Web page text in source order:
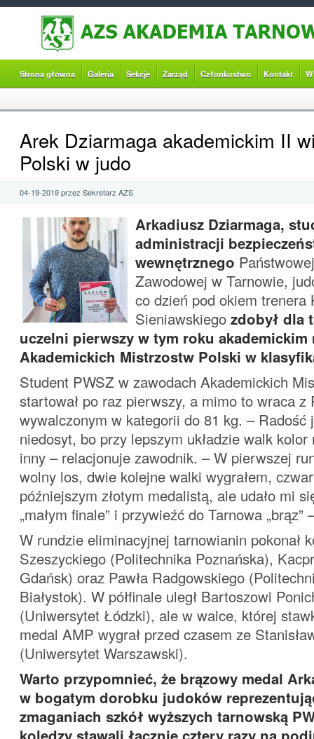
Strona główna Galeria Sekcje Zarząd Członkostwo Kontakt
Arek Dziarmaga akademickim II
Polski w judo
04-19-2019 przez Sekretarz AZS
Arkadiusz Dziarmaga,
administracji
wewnętrznego
Zawodowej w Tarnowie,
co dzień pod okiem trenera
Sieniawskiego zdobył dla
uczelni pierwszy w tym roku akademickim
Akademickich Mistrzostw Polski w
Student PWSZ w zawodach Akademickich
startował po raz pierwszy, a mimo to wraca z
wywalczonym w kategorii do 81 kg. – Radość
niedosyt, bo przy lepszym układzie walk kolor
inny – relacjonuje zawodnik. – W pierwszej
wolny los, dwie kolejne walki wygrałem,
późniejszym złotym medalistą, ale udało mi
„małym finale” i przywieźć do Tarnowa „brąz”
W rundzie eliminacyjnej tarnowianin pokonał
Szeszyckiego (Politechnika Poznańska),
Gdańsk) oraz Pawła Radgowskiego
Białystok). W półfinale uległ Bartoszowi
(Uniwersytet Łódzki), ale w walce, której
medal AMP wygrał przed czasem ze
(Uniwersytet Warszawski).
Warto przypomnieć, że brązowy medal
w bogatym dorobku judoków
zmaganiach szkół wyższych tarnowską